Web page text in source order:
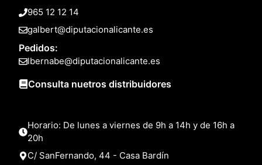
965 12 12 14
galbert@diputacionalicante.es
Pedidos:
lbernabe@diputacionalicante.es
Consulta nuetros distribuidores
Horario: De lunes a viernes de 9h a 14h y de 16h a
20h
C/ SanFernando, 44 - Casa Bardín